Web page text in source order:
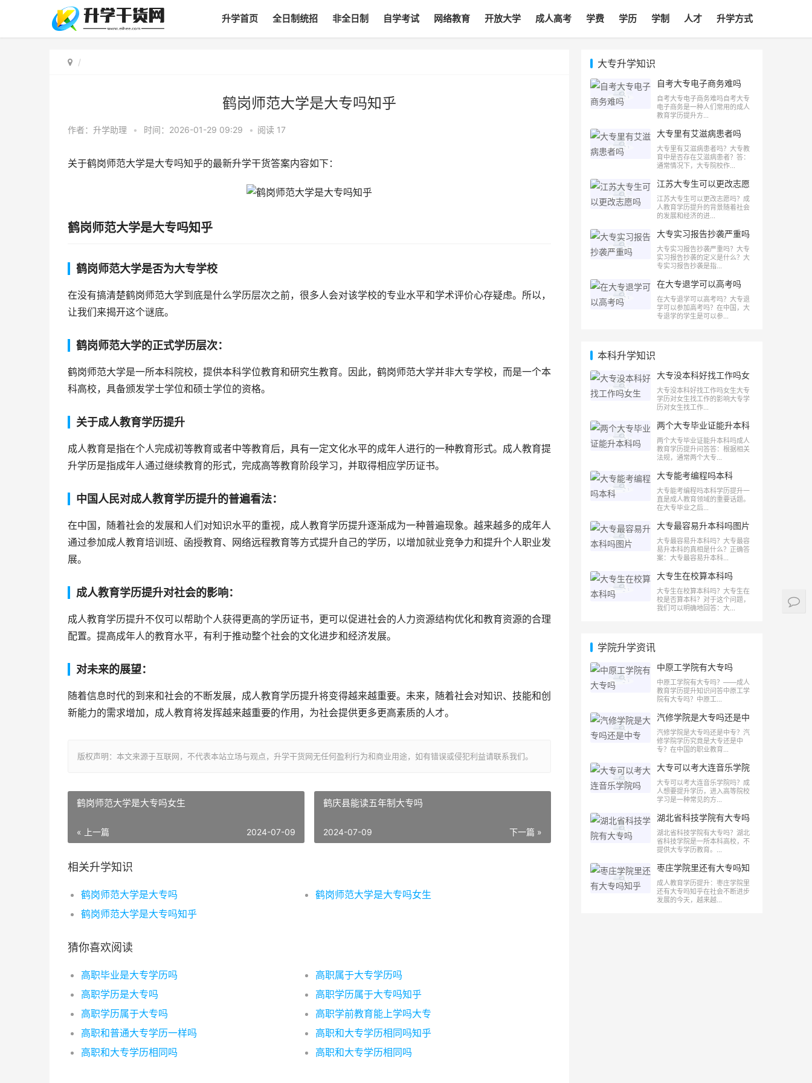
升学首页 全日制统招 非全日制 自学考试 网络教育 开放大学 成人高考 学费 学历 学制 人才 升学方式
鹤岗师范大学是大专吗知乎
作者： 升学助理 • 时间：2026-01-29 09:29 • 阅读 17
关于鹤岗师范大学是大专吗知乎的最新升学干货答案内容如下：
鹤岗师范大学是大专吗知乎
鹤岗师范大学是否为大专学校
在没有搞清楚鹤岗师范大学到底是什么学历层次之前，很多人会对该学校的专业水平和学术评价心存疑虑。所以，
让我们来揭开这个谜底。
鹤岗师范大学的正式学历层次：
鹤岗师范大学是一所本科院校，提供本科学位教育和研究生教育。因此，鹤岗师范大学并非大专学校，而是一个本
科高校，具备颁发学士学位和硕士学位的资格。
关于成人教育学历提升
成人教育是指在个人完成初等教育或者中等教育后，具有一定文化水平的成年人进行的一种教育形式。成人教育提
升学历是指成年人通过继续教育的形式，完成高等教育阶段学习，并取得相应学历证书。
中国人民对成人教育学历提升的普遍看法：
在中国，随着社会的发展和人们对知识水平的重视，成人教育学历提升逐渐成为一种普遍现象。越来越多的成年人
通过参加成人教育培训班、函授教育、网络远程教育等方式提升自己的学历，以增加就业竞争力和提升个人职业发
展。
成人教育学历提升对社会的影响：
成人教育学历提升不仅可以帮助个人获得更高的学历证书，更可以促进社会的人力资源结构优化和教育资源的合理
配置。提高成年人的教育水平，有利于推动整个社会的文化进步和经济发展。
对未来的展望：
随着信息时代的到来和社会的不断发展，成人教育学历提升将变得越来越重要。未来，随着社会对知识、技能和创
新能力的需求增加，成人教育将发挥越来越重要的作用，为社会提供更多更高素质的人才。
版权声明：本文来源于互联网，不代表本站立场与观点，升学干货网无任何盈利行为和商业用途，如有错误或侵犯利益请联系我们。
鹤岗师范大学是大专吗女生
« 上一篇 2024-07-09
鹤庆县能读五年制大专吗
下一篇 »
2024-07-09
相关升学知识
鹤岗师范大学是大专吗
鹤岗师范大学是大专吗女生
鹤岗师范大学是大专吗知乎
猜你喜欢阅读
高职毕业是大专学历吗
高职属于大专学历吗
高职学历是大专吗
高职学历属于大专吗知乎
高职学历属于大专吗
高职学前教育能上学吗大专
高职和普通大专学历一样吗
高职和大专学历相同吗知乎
高职和大专学历相同吗
高职和大专学历相同吗
大专升学知识
自考大专电子商务难吗
自考大专电子商务难吗自考大专
电子商务是一种人们常用的成人
教育学历提升方...
大专里有艾滋病患者吗
大专里有艾滋病患者吗？大专教
育中是否存在艾滋病患者？答：
通常情况下，大专院校作...
江苏大专生可以更改志愿
吗
江苏大专生可以更改志愿吗？成
人教育学历提升的背景随着社会
的发展和经济的进...
大专实习报告抄袭严重吗
大专实习报告抄袭严重吗？大专
实习报告抄袭的定义是什么？大
专实习报告抄袭是指...
在大专退学可以高考吗
在大专退学可以高考吗？大专退
学可以参加高考吗？在中国，大
专退学的学生是可以参...
本科升学知识
大专没本科好找工作吗女
生
大专没本科好找工作吗女生大专
学历对女生找工作的影响大专学
历对女生找工作...
两个大专毕业证能升本科
两个大专毕业证能升本科吗成人
教育学历提升问答答：根据相关
法规，通常两个大专...
大专能考编程吗本科
大专能考编程吗本科学历提升一
直是成人教育领域的重要话题。
在大专毕业之后...
大专最容易升本科吗图片
大专最容易升本科吗？大专最容
易升本科的真相是什么？正确答
案：大专最容易升本科...
大专生在校算本科吗
大专生在校算本科吗？大专生在
校是否算本科？对于这个问题，
我们可以明确地回答：大...
学院升学资讯
中原工学院有大专吗
中原工学院有大专吗？——成人
教育学历提升知识问答中原工学
院有大专吗？中原工...
汽修学院是大专吗还是中
专
汽修学院是大专吗还是中专？汽
修学院学历究竟是大专还是中
专？在中国的职业教育...
大专可以考大连音乐学院
吗
大专可以考大连音乐学院吗？成
人想要提升学历，进入高等院校
学习是一种常见的方...
湖北省科技学院有大专吗
湖北省科技学院有大专吗？湖北
省科技学院是一所本科高校，不
提供大专学历教育。...
枣庄学院里还有大专吗知
乎
成人教育学历提升：枣庄学院里
还有大专吗知乎在社会不断进步
发展的今天，越来越...